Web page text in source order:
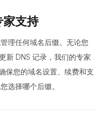
家支持
理任何域名后缀。无论您
新 DNS 记录，我们的专家
保您的域名设置、续费和支
选择哪个后缀。